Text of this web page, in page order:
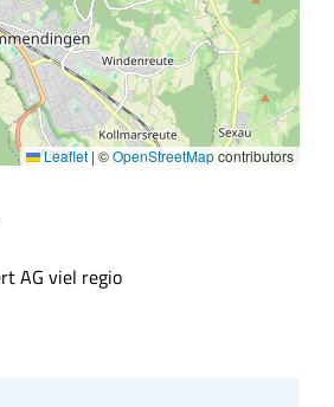
Leaflet | ©OpenStreetMapcontributors
AG viel regio